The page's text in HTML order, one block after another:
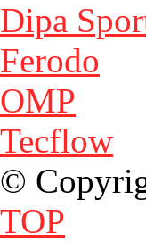
Dipa
Ferodo
OMP
Tecflow
©
TOP